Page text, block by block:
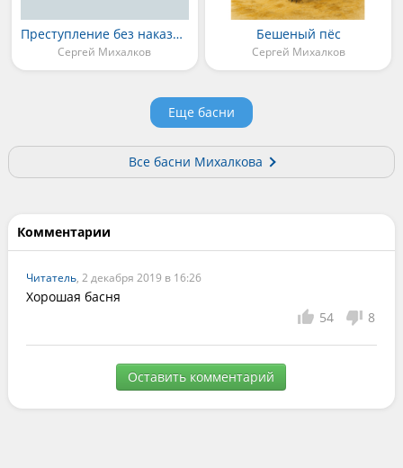
Преступление без наказания
Сергей Михалков
Бешеный пёс
Сергей Михалков
Еще басни
Все басни Михалкова
Комментарии
Читатель, 2 декабря 2019 в 16:26
Хорошая басня
54
8
Оставить комментарий